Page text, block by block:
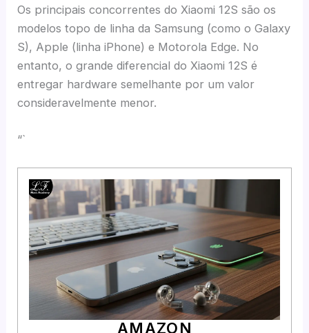
Os principais concorrentes do Xiaomi 12S são os
modelos topo de linha da Samsung (como o Galaxy
S), Apple (linha iPhone) e Motorola Edge. No
entanto, o grande diferencial do Xiaomi 12S é
entregar hardware semelhante por um valor
consideravelmente menor.
“`
AMAZON